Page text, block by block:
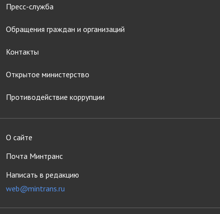
Пресс-служба
Обращения граждан и организаций
Контакты
Открытое министерство
Противодействие коррупции
О сайте
Почта Минтранс
Написать в редакцию
web@mintrans.ru